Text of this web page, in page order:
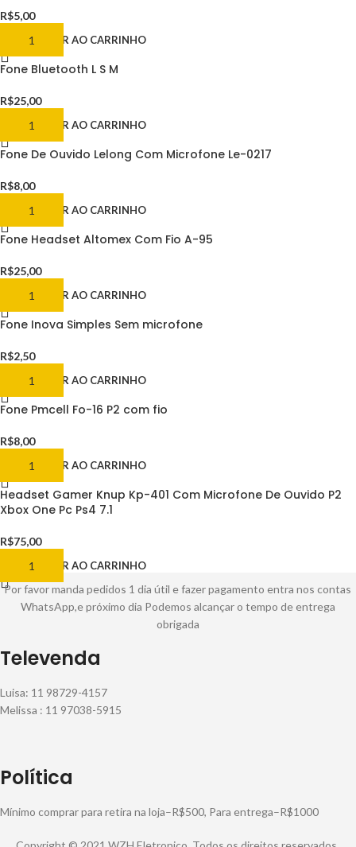
R$5,00
ADICIONAR AO CARRINHO
Fone Bluetooth L S M
R$25,00
ADICIONAR AO CARRINHO
Fone De Ouvido Lelong Com Microfone Le-0217
R$8,00
ADICIONAR AO CARRINHO
Fone Headset Altomex Com Fio A-95
R$25,00
ADICIONAR AO CARRINHO
Fone Inova Simples Sem microfone
R$2,50
ADICIONAR AO CARRINHO
Fone Pmcell Fo-16 P2 com fio
R$8,00
ADICIONAR AO CARRINHO
Headset Gamer Knup Kp-401 Com Microfone De Ouvido P2
Xbox One Pc Ps4 7.1
R$75,00
ADICIONAR AO CARRINHO
Por favor manda pedidos 1 dia útil e fazer pagamento entra nos contas
WhatsApp,e próximo dia Podemos alcançar o tempo de entrega
obrigada
Televenda
Luisa: 11 98729-4157
Melissa : 11 97038-5915
Política
Mínimo comprar para retira na loja–R$500, Para entrega–R$1000